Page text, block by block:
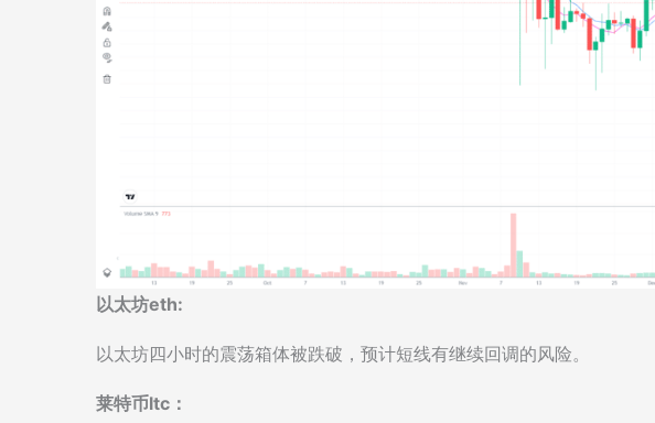
以太坊eth:
以太坊四小时的震荡箱体被跌破，预计短线有继续回调的风险。
莱特币ltc：